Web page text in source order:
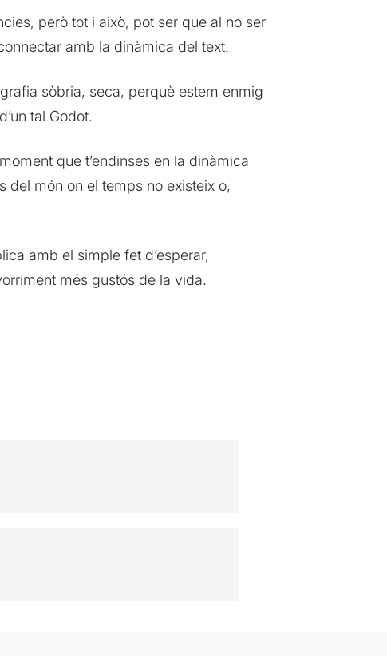
però tot i això, pot ser que al no ser
amb la dinàmica del text.
sòbria, seca, perquè estem enmig
tal Godot.
que t’endinses en la dinàmica
del món on el temps no existeix o,
amb el simple fet d’esperar,
més gustós de la vida.